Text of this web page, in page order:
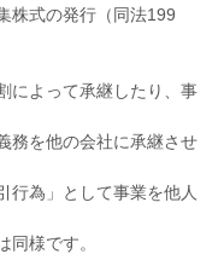
株式の発行（同法199
によって承継したり、事
務を他の会社に承継させ
行為」として事業を他人
同様です。